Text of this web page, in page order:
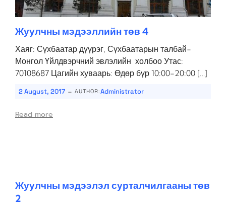
Жуулчны мэдээллийн төв 4
Хаяг: Сүхбаатар дүүрэг, Сүхбаатарын талбай-
Монгол Үйлдвэрчний эвлэлийн холбоо Утас:
70108687 Цагийн хуваарь: Өдөр бүр 10:00-20:00 […]
2 August, 2017 - AUTHOR:Administrator
Read more
Жуулчны мэдээлэл сурталчилгааны төв
2